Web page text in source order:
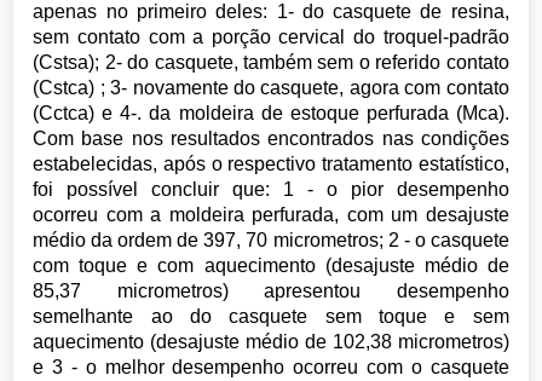
apenas no primeiro deles: 1- do casquete de resina,
sem contato com a porção cervical do troquel-padrão
(Cstsa); 2- do casquete, também sem o referido contato
(Cstca) ; 3- novamente do casquete, agora com contato
(Cctca) e 4-. da moldeira de estoque perfurada (Mca).
Com base nos resultados encontrados nas condições
estabelecidas, após o respectivo tratamento estatístico,
foi possível concluir que: 1 - o pior desempenho
ocorreu com a moldeira perfurada, com um desajuste
médio da ordem de 397, 70 micrometros; 2 - o casquete
com toque e com aquecimento (desajuste médio de
85,37 micrometros) apresentou desempenho
semelhante ao do casquete sem toque e sem
aquecimento (desajuste médio de 102,38 micrometros)
e 3 - o melhor desempenho ocorreu com o casquete